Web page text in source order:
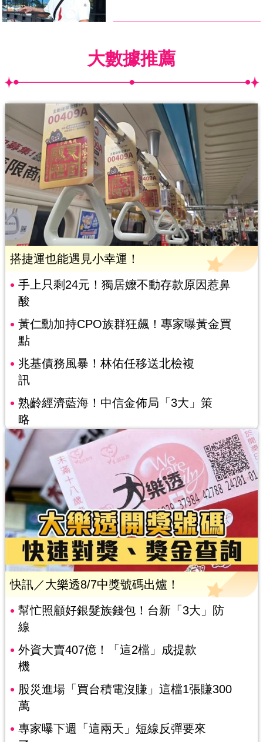
大數據推薦
搭捷運也能遇見小幸運！
手上只剩24元！獨居嬤不動存款原因惹鼻
酸
黃仁勳加持CPO族群狂飆！專家曝黃金買
點
兆基債務風暴！林佑任移送北檢複
訊
熟齡經濟藍海！中信金佈局「3大」策
略
快訊／大樂透8/7中獎號碼出爐！
幫忙照顧好銀髮族錢包！台新「3大」防
線
外資大賣407億！「這2檔」成提款
機
股災進場「買台積電沒賺」這檔1張賺300
萬
專家曝下週「這兩天」短線反彈要來